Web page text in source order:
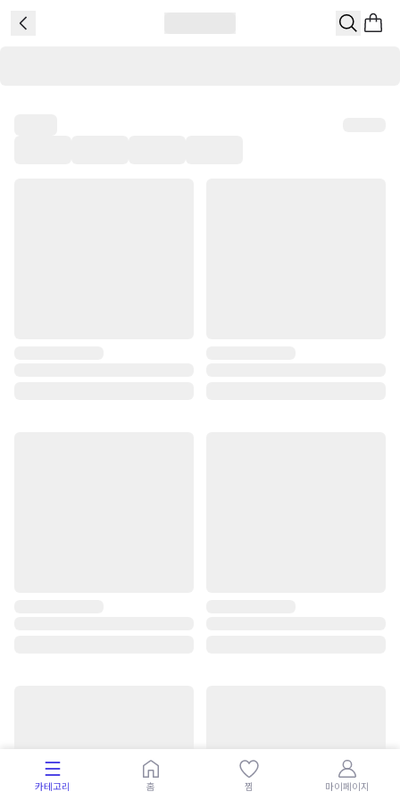
카테고리 홈 찜 마이페이지